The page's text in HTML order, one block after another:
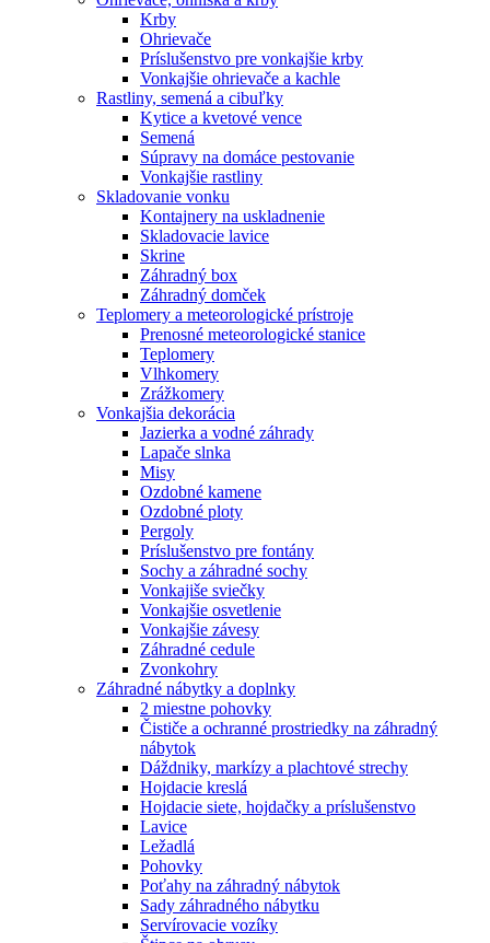
Krby
Ohrievače
Príslušenstvo pre vonkajšie krby
Vonkajšie ohrievače a kachle
Rastliny, semená a cibuľky
Kytice a kvetové vence
Semená
Súpravy na domáce pestovanie
Vonkajšie rastliny
Skladovanie vonku
Kontajnery na uskladnenie
Skladovacie lavice
Skrine
Záhradný box
Záhradný domček
Teplomery a meteorologické prístroje
Prenosné meteorologické stanice
Teplomery
Vlhkomery
Zrážkomery
Vonkajšia dekorácia
Jazierka a vodné záhrady
Lapače slnka
Misy
Ozdobné kamene
Ozdobné ploty
Pergoly
Príslušenstvo pre fontány
Sochy a záhradné sochy
Vonkajiše sviečky
Vonkajšie osvetlenie
Vonkajšie závesy
Záhradné cedule
Zvonkohry
Záhradné nábytky a doplnky
2 miestne pohovky
Čističe a ochranné prostriedky na záhradný
nábytok
Dáždniky, markízy a plachtové strechy
Hojdacie kreslá
Hojdacie siete, hojdačky a príslušenstvo
Lavice
Ležadlá
Pohovky
Poťahy na záhradný nábytok
Sady záhradného nábytku
Servírovacie vozíky